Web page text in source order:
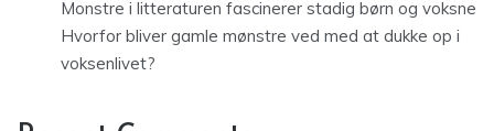
Monstre i litteraturen fascinerer stadig børn og voksne
Hvorfor bliver gamle mønstre ved med at dukke op i
voksenlivet?